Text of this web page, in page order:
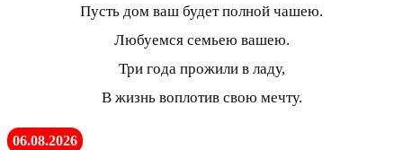
Пусть дом ваш будет полной чашею.
Любуемся семьею вашею.
Три года прожили в ладу,
В жизнь воплотив свою мечту.
06.08.2026